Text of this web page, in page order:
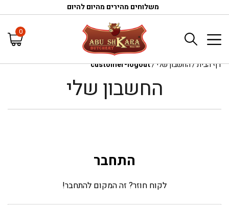
משלוחים מהירים מהיום להיום
0
החשבון שלי
דף הבית/החשבון שלי/
customer-logout
התחבר
לקוח חוזר? זה המקום להתחבר!